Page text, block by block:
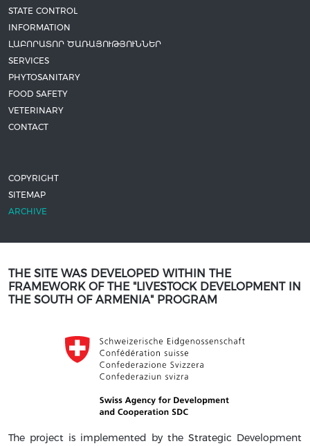
STATE CONTROL
INFORMATION
ԼԱԲՈՐԱՏՈՐ ԾԱՌԱՅՈՒԹՅՈՒՆՆԵՐ
SERVICES
PHYTOSANITARY
FOOD SAFETY
VETERINARY
CONTACT
COPYRIGHT
SITEMAP
ARCHIVE
THE SITE WAS DEVELOPED WITHIN THE
FRAMEWORK OF THE "LIVESTOCK DEVELOPMENT IN
THE SOUTH OF ARMENIA" PROGRAM
The project is implemented by the Strategic Development